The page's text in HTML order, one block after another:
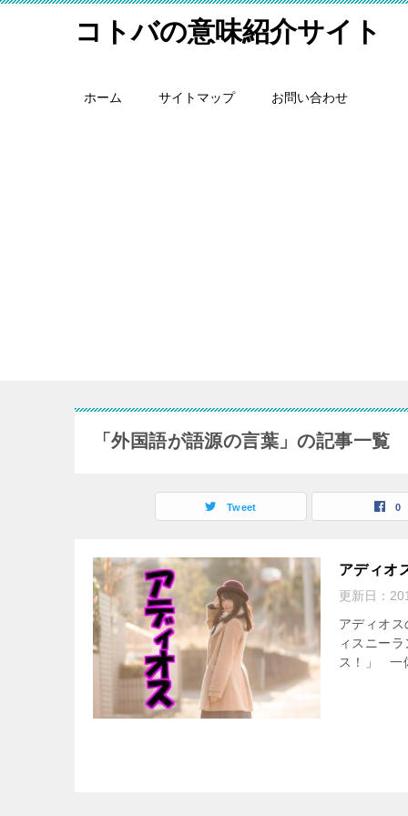
コトバの意味紹介サイト
ホーム サイトマップ お問い合わせ
「外国語が語源の言葉」の記事一覧
Tweet 0
アディオ
更新日：
アディオ
ィスニー
ス！」 一